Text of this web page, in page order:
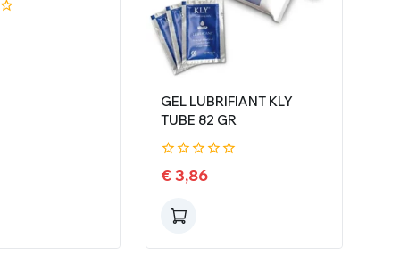
GEL LUBRIFIANT KLY
TUBE 82 GR
0
de
€3,86